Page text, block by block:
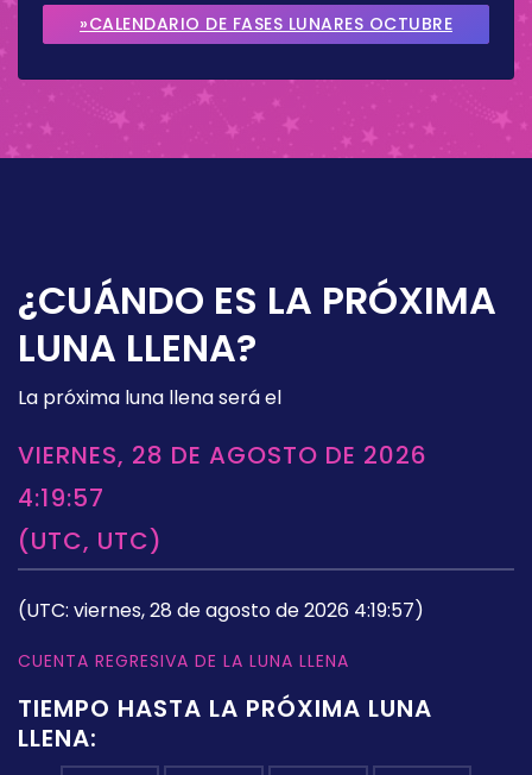
SEPTIEMBRE 2026
»CALENDARIO DE FASES LUNARES OCTUBRE
¿CUÁNDO ES LA PRÓXIMA
LUNA LLENA?
La próxima luna llena será el
VIERNES, 28 DE AGOSTO DE 2026
4:19:57
(UTC, UTC)
(UTC: viernes, 28 de agosto de 2026 4:19:57)
CUENTA REGRESIVA DE LA LUNA LLENA
TIEMPO HASTA LA PRÓXIMA LUNA
LLENA: